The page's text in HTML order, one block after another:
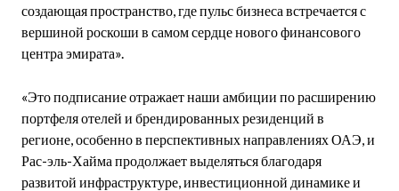
создающая пространство, где пульс бизнеса встречается с
вершиной роскоши в самом сердце нового финансового
центра эмирата».
«Это подписание отражает наши амбиции по расширению
портфеля отелей и брендированных резиденций в
регионе, особенно в перспективных направлениях ОАЭ, и
Рас-эль-Хайма продолжает выделяться благодаря
развитой инфраструктуре, инвестиционной динамике и